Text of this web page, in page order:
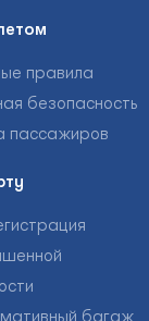
правила
безопасность
пассажиров
багаж